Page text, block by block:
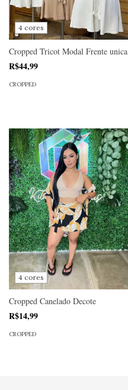
4 cores
Cropped Tricot Modal Frente unica
R$44,99
CROPPED
4 cores
Cropped Canelado Decote
R$14,99
CROPPED